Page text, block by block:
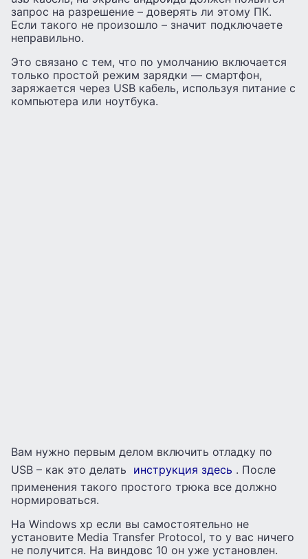
запрос на разрешение – доверять ли этому ПК.
Если такого не произошло – значит подключаете
неправильно.
Это связано с тем, что по умолчанию включается
только простой режим зарядки — смартфон,
заряжается через USB кабель, используя питание с
компьютера или ноутбука.
Вам нужно первым делом включить отладку по
USB – как это делать инструкция здесь . После
применения такого простого трюка все должно
нормироваться.
На Windows xp если вы самостоятельно не
установите Media Transfer Protocol, то у вас ничего
не получится. На виндовс 10 он уже установлен.